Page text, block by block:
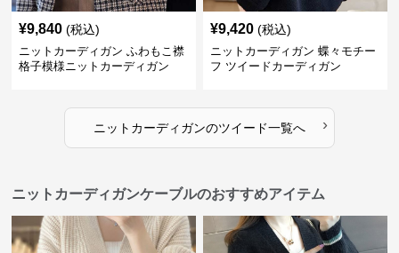
¥9,840 (税込)
ニットカーディガン ふわもこ襟
格子模様ニットカーディガン
¥9,420 (税込)
ニットカーディガン 蝶々モチー
フ ツイードカーディガン
ニットカーディガンのツイード一覧へ ›
ニットカーディガンケーブルのおすすめアイテム